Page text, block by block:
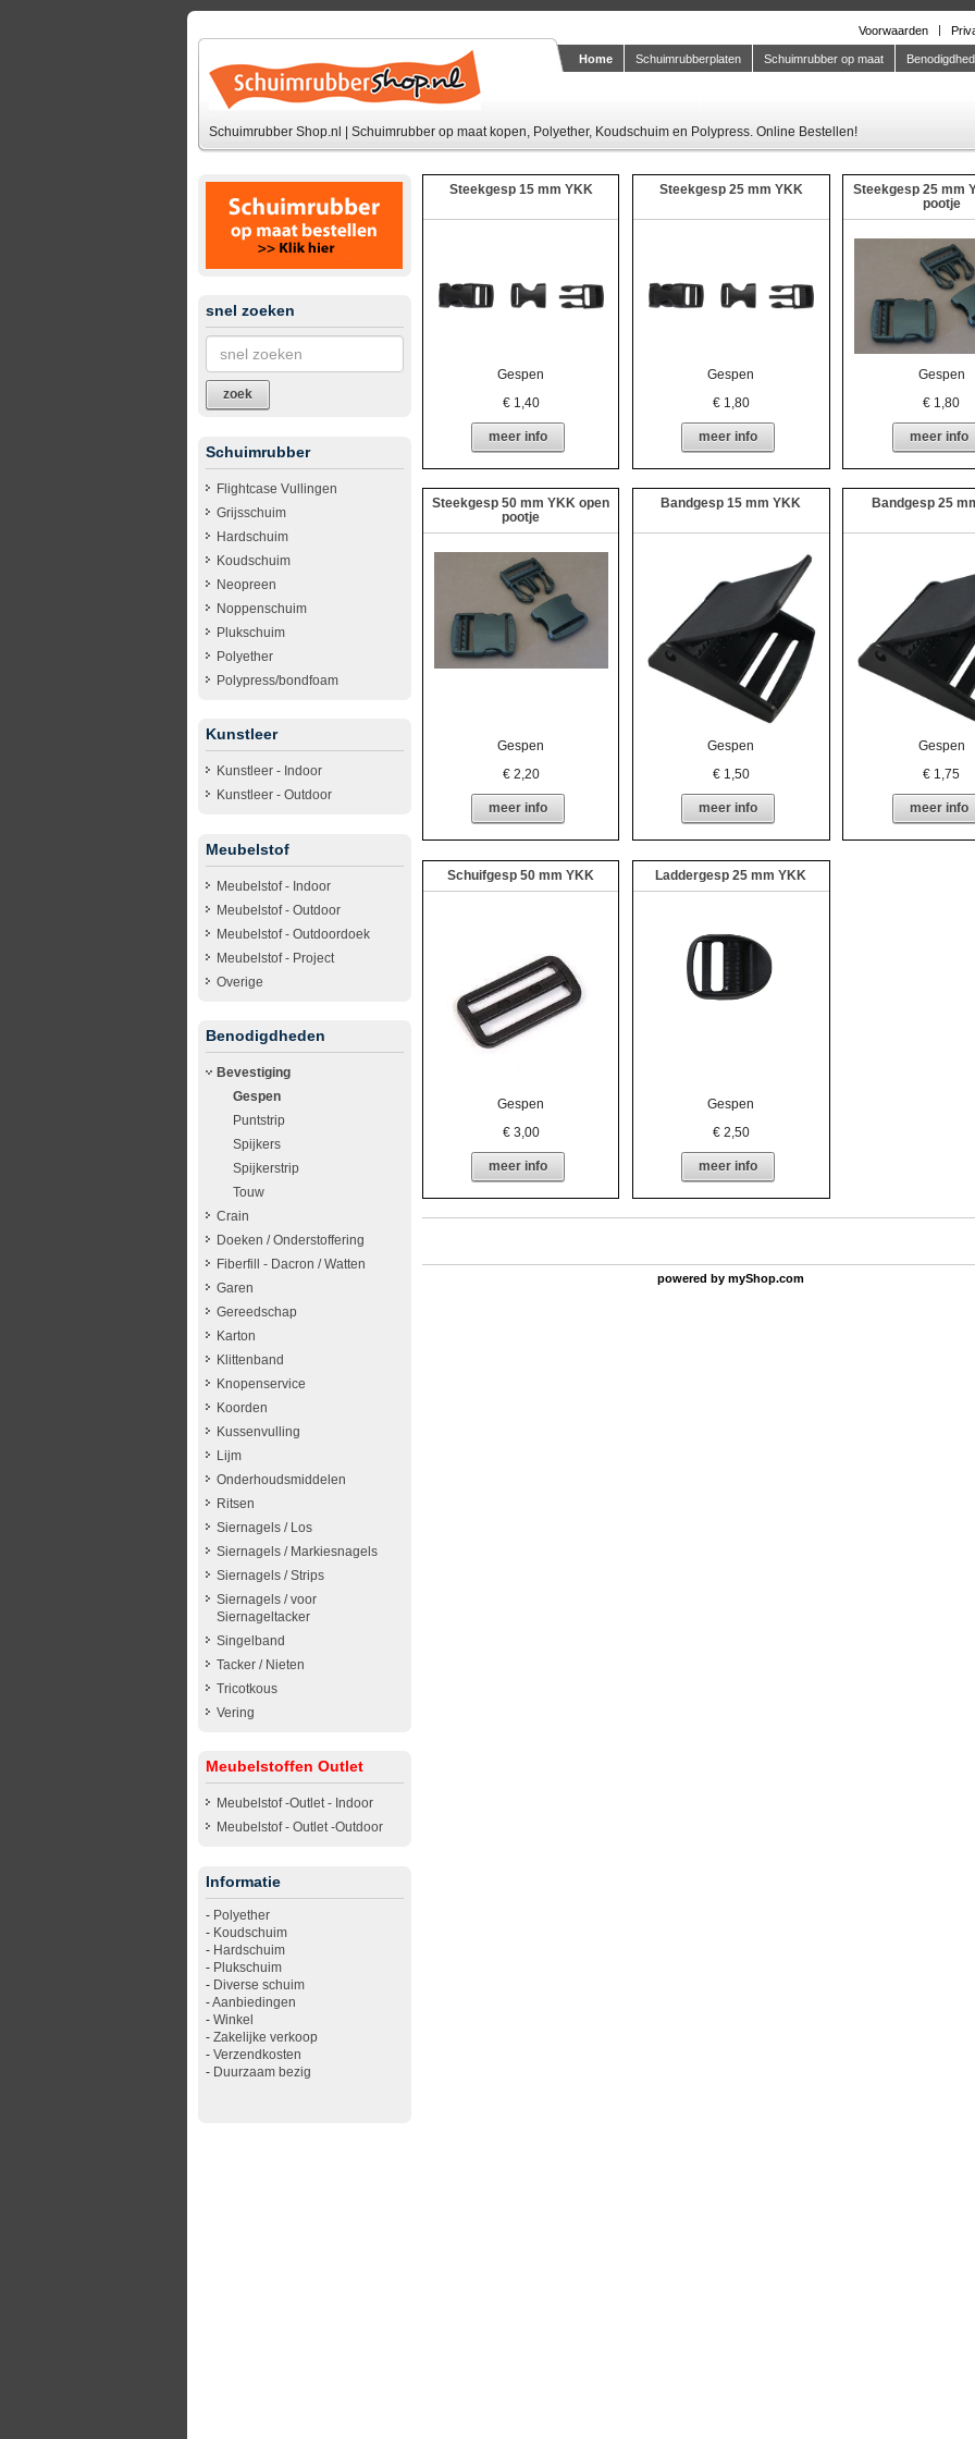
Voorwaarden
Schuimrubber Shop.nl | Schuimrubber op maat kopen, Polyether, Koudschuim en Polypress. Online Bestellen!
Home Schuimrubberplaten Schuimrubber op maat
snel zoeken
zoek
Schuimrubber
Flightcase Vullingen
Grijsschuim
Hardschuim
Koudschuim
Neopreen
Noppenschuim
Plukschuim
Polyether
Polypress/bondfoam
Kunstleer
Kunstleer - Indoor
Kunstleer - Outdoor
Meubelstof
Meubelstof - Indoor
Meubelstof - Outdoor
Meubelstof - Outdoordoek
Meubelstof - Project
Overige
Benodigdheden
Bevestiging
Gespen
Puntstrip
Spijkers
Spijkerstrip
Touw
Crain
Doeken / Onderstoffering
Fiberfill - Dacron / Watten
Garen
Gereedschap
Karton
Klittenband
Knopenservice
Koorden
Kussenvulling
Lijm
Onderhoudsmiddelen
Ritsen
Siernagels / Los
Siernagels / Markiesnagels
Siernagels / Strips
Siernagels / voor
Siernageltacker
Singelband
Tacker / Nieten
Tricotkous
Vering
Meubelstoffen Outlet
Meubelstof -Outlet - Indoor
Meubelstof - Outlet -Outdoor
Informatie
- Polyether
- Koudschuim
- Hardschuim
- Plukschuim
- Diverse schuim
-Aanbiedingen
- Winkel
- Zakelijke verkoop
- Verzendkosten
- Duurzaam bezig
Steekgesp 15 mm YKK
Gespen
€ 1,40
meer info
Steekgesp 25 mm YKK
Gespen
€ 1,80
meer info
Steekgesp 25 mm
pootje
Gespen
€ 1,80
meer info
Steekgesp 50 mm YKK open
pootje
Gespen
€ 2,20
meer info
Bandgesp 15 mm YKK
Gespen
€ 1,50
meer info
Bandgesp 25
Gespen
€ 1,75
meer info
Schuifgesp 50 mm YKK
Gespen
€ 3,00
meer info
Laddergesp 25 mm YKK
Gespen
€ 2,50
meer info
powered bymyShop.com